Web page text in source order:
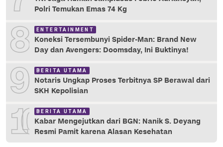
Polri Temukan Emas 74 Kg
8 ENTERTAINMENT
Koneksi Tersembunyi Spider-Man: Brand New
Day dan Avengers: Doomsday, Ini Buktinya!
9 BERITA UTAMA
Notaris Ungkap Proses Terbitnya SP Berawal dari
SKH Kepolisian
10 BERITA UTAMA
Kabar Mengejutkan dari BGN: Nanik S. Deyang
Resmi Pamit karena Alasan Kesehatan